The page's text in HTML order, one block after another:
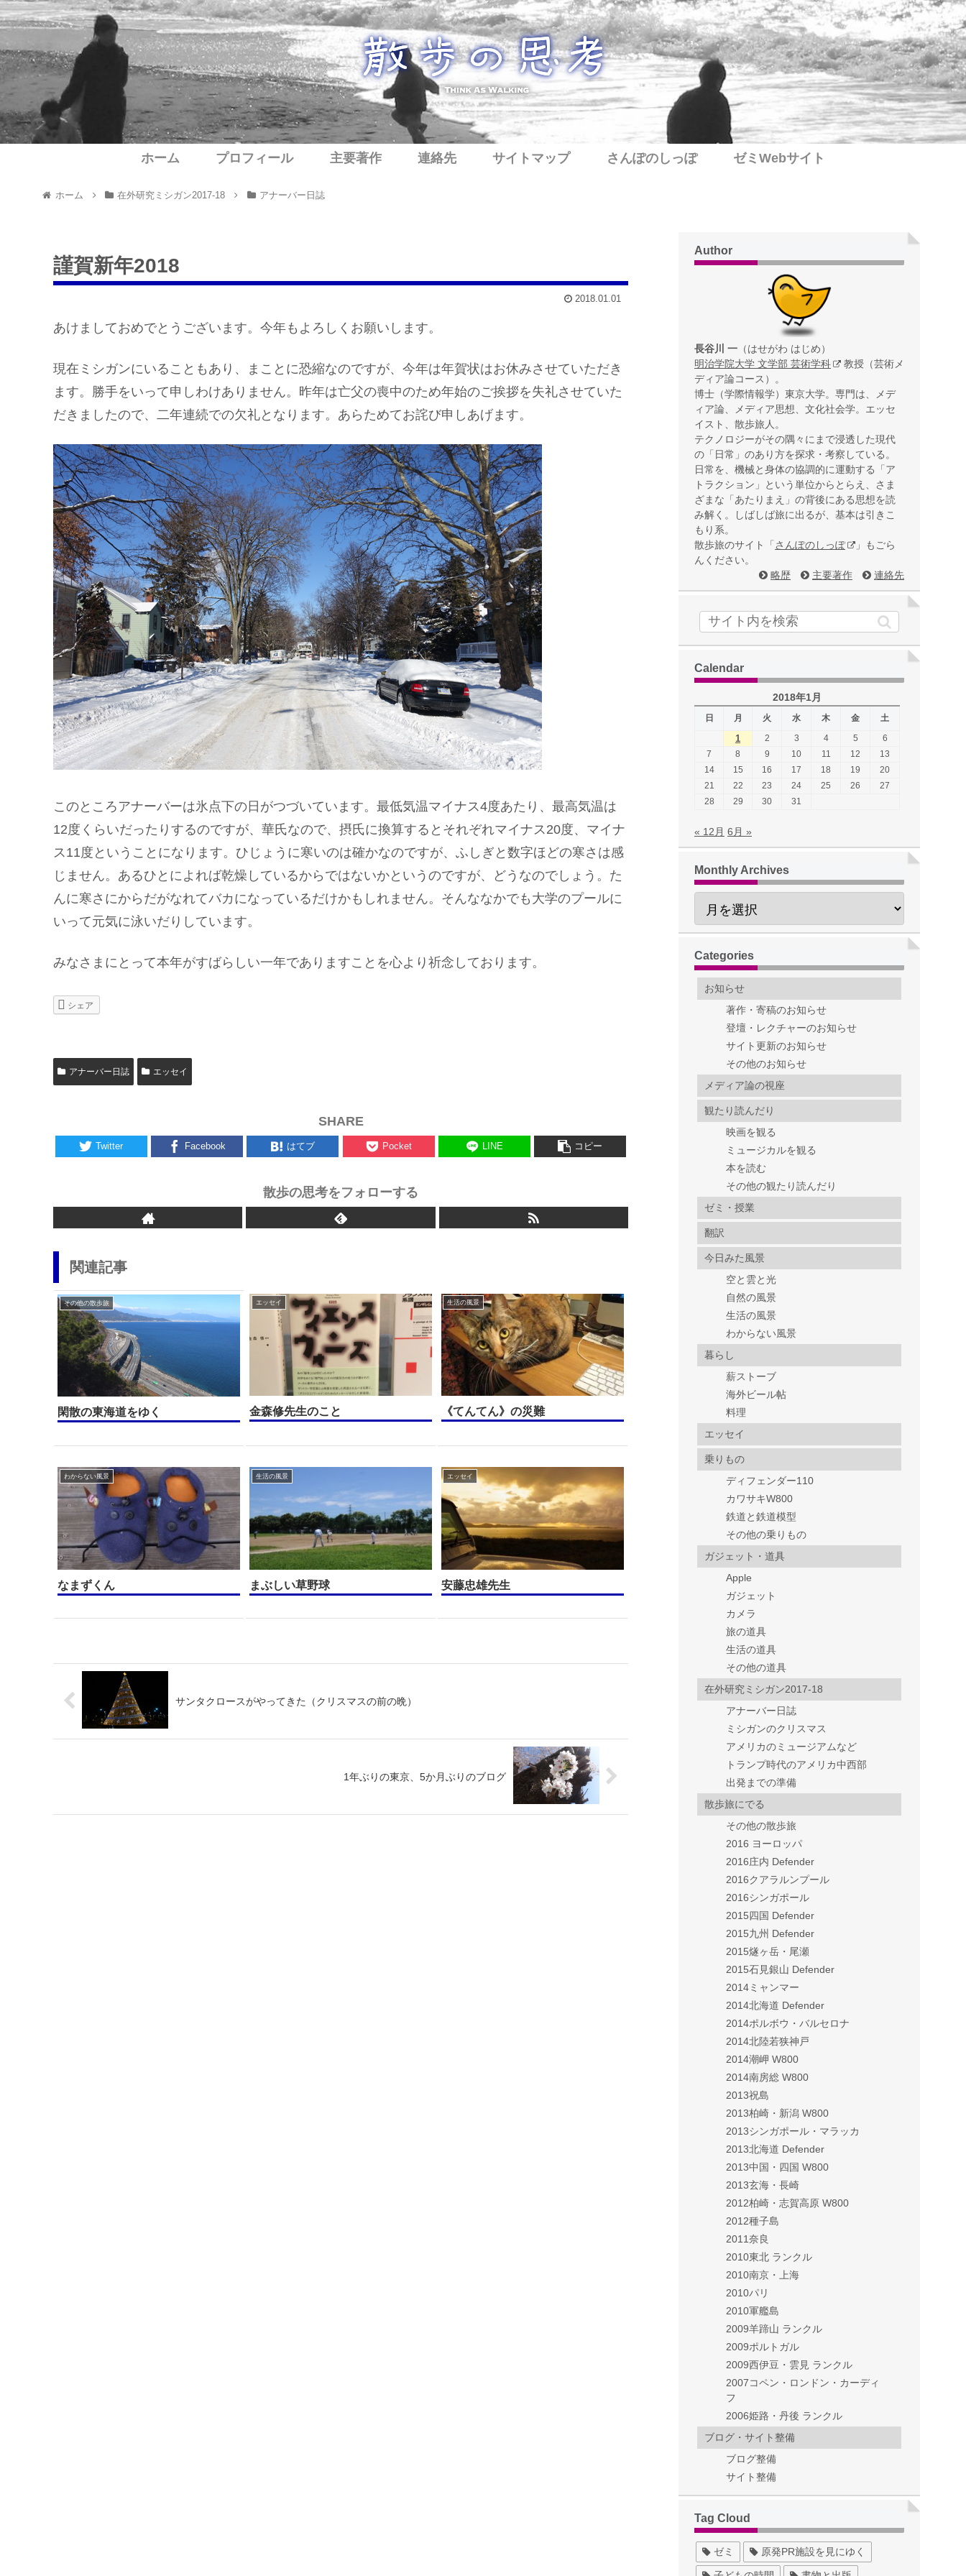
ホーム プロフィール 主要著作 連絡先 サイトマップ さんぽのしっぽ ゼミWebサイト
ホーム 在外研究ミシガン2017-18 アナーバー日誌
謹賀新年2018
2018.01.01
あけましておめでとうございます。今年もよろしくお願いします。
現在ミシガンにいることもあり、まことに恐縮なのですが、今年は年賀状はお休みさせていただき
ます。勝手をいって申しわけありません。昨年は亡父の喪中のため年始のご挨拶を失礼させていた
だきましたので、二年連続での欠礼となります。あらためてお詫び申しあげます。
このところアナーバーは氷点下の日がつづいています。最低気温マイナス4度あたり、最高気温は
12度くらいだったりするのですが、華氏なので、摂氏に換算するとそれぞれマイナス20度、マイナ
ス11度ということになります。ひじょうに寒いのは確かなのですが、ふしぎと数字ほどの寒さは感
じません。あるひとによれば乾燥しているからではないかというのですが、どうなのでしょう。た
んに寒さにからだがなれてバカになっているだけかもしれません。そんななかでも大学のプールに
いって元気に泳いだりしています。
みなさまにとって本年がすばらしい一年でありますことを心より祈念しております。
シェア
アナーバー日誌 エッセイ
SHARE
Twitter Facebook はてブ Pocket LINE コピー
散歩の思考をフォローする
関連記事
その他の散歩旅
閑散の東海道をゆく
エッセイ
金森修先生のこと
生活の風景
《てんてん》の災難
わからない風景
なまずくん
生活の風景
まぶしい草野球
エッセイ
安藤忠雄先生
サンタクロースがやってきた（クリスマスの前の晩）
1年ぶりの東京、5か月ぶりのブログ
Author
長谷川 一 （はせがわ はじめ）
明治学院大学 文学部 芸術学科
教授（芸術メ
ディア論コース）。
博士（学際情報学）東京大学。専門は、メデ
ィア論、メディア思想、文化社会学。エッセ
イスト、散歩旅人。
テクノロジーがその隅々にまで浸透した現代
の「日常」のあり方を探求・考察している。
日常を、機械と身体の協調的に運動する「ア
トラクション」という単位からとらえ、さま
ざまな「あたりまえ」の背後にある思想を読
み解く。しばしば旅に出るが、基本は引きこ
もり系。
散歩旅のサイト「さんぽのしっぽ
」もごら
んください。
略歴
主要著作 連絡先
Calendar
2018年1月
日 月 火 水 木 金 土
1 2 3 4 5
6
7
8 9 10 11 12
13
14
15 16 17 18 19
20
21
22 23 24 25 26
27
28
29 30 31
« 12月 6月 »
Monthly Archives
Categories
お知らせ
著作・寄稿のお知らせ
登壇・レクチャーのお知らせ
サイト更新のお知らせ
その他のお知らせ
メディア論の視座
観たり読んだり
映画を観る
ミュージカルを観る
本を読む
その他の観たり読んだり
ゼミ・授業
翻訳
今日みた風景
空と雲と光
自然の風景
生活の風景
わからない風景
暮らし
薪ストーブ
海外ビール帖
料理
エッセイ
乗りもの
ディフェンダー110
カワサキW800
鉄道と鉄道模型
その他の乗りもの
ガジェット・道具
Apple
ガジェット
カメラ
旅の道具
生活の道具
その他の道具
在外研究ミシガン2017-18
アナーバー日誌
ミシガンのクリスマス
アメリカのミュージアムなど
トランプ時代のアメリカ中西部
出発までの準備
散歩旅にでる
その他の散歩旅
2016 ヨーロッパ
2016庄内 Defender
2016クアラルンプール
2016シンガポール
2015四国 Defender
2015九州 Defender
2015燧ヶ岳・尾瀬
2015石見銀山 Defender
2014ミャンマー
2014北海道 Defender
2014ポルボウ・バルセロナ
2014北陸若狭神戸
2014潮岬 W800
2014南房総 W800
2013祝島
2013柏崎・新潟 W800
2013シンガポール・マラッカ
2013北海道 Defender
2013中国・四国 W800
2013玄海・長崎
2012柏崎・志賀高原 W800
2012種子島
2011奈良
2010東北 ランクル
2010南京・上海
2010パリ
2010軍艦島
2009羊蹄山 ランクル
2009ポルトガル
2009西伊豆・雲見 ランクル
2007コペン・ロンドン・カーディ
フ
2006姫路・丹後 ランクル
ブログ・サイト整備
ブログ整備
サイト整備
Tag Cloud
ゼミ 原発PR施設を見にゆく